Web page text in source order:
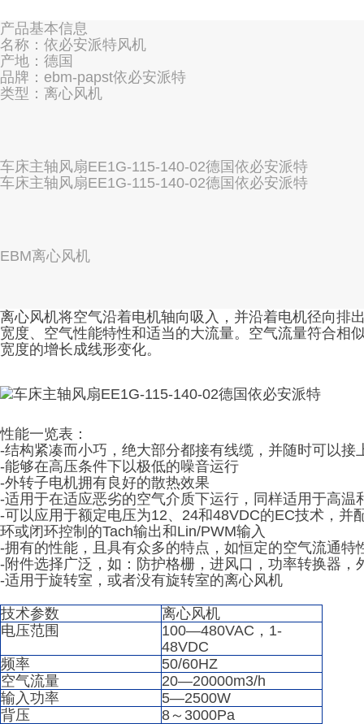
产品基本信息
名称：依必安派特风机
产地：德国
品牌：ebm-papst依必安派特
类型：离心风机
车床主轴风扇EE1G-115-140-02德国依必安派特
车床主轴风扇EE1G-115-140-02德国依必安派特
EBM离心风机
离心风机将空气沿着电机轴向吸入，并沿着电机径向排
宽度、空气性能特性和适当的大流量。空气流量符合相
宽度的增长成线形变化。
性能一览表：
-结构紧凑而小巧，绝大部分都接有线缆，并随时可以接
-能够在高压条件下以极低的噪音运行
-外转子电机拥有良好的散热效果
-适用于在适应恶劣的空气介质下运行，同样适用于高温
-可以应用于额定电压为12、24和48VDC的EC技术，
环或闭环控制的Tach输出和Lin/PWM输入
-拥有的性能，且具有众多的特点，如恒定的空气流通特
-附件选择广泛，如：防护格栅，进风口，功率转换器，
-适用于旋转室，或者没有旋转室的离心风机
技术参数
离心风机
电压范围
100—480VAC，1-
48VDC
频率
50/60HZ
空气流量
20—20000m3/h
输入功率
5—2500W
背压
8～3000Pa